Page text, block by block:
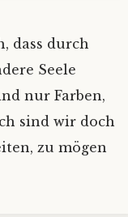
dass durch
Seele
nur Farben,
sind wir doch
zu mögen